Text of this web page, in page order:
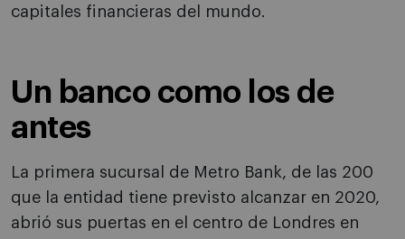
capitales financieras del mundo.
Un banco como los de
antes
La primera sucursal de Metro Bank, de las 200
que la entidad tiene previsto alcanzar en 2020,
abrió sus puertas en el centro de Londres en